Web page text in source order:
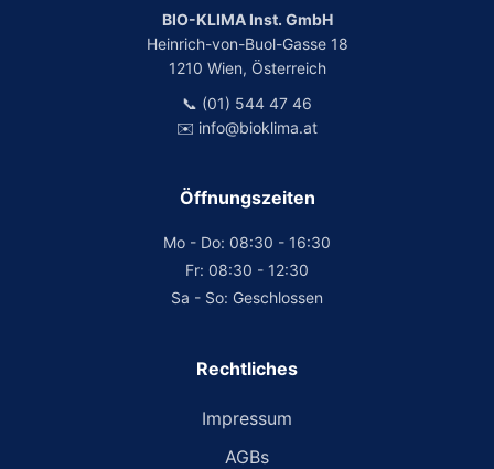
BIO-KLIMA Inst. GmbH
Heinrich-von-Buol-Gasse 18
1210 Wien, Österreich
📞 (01) 544 47 46
✉️ info@bioklima.at
Öffnungszeiten
Mo - Do: 08:30 - 16:30
Fr: 08:30 - 12:30
Sa - So: Geschlossen
Rechtliches
Impressum
AGBs